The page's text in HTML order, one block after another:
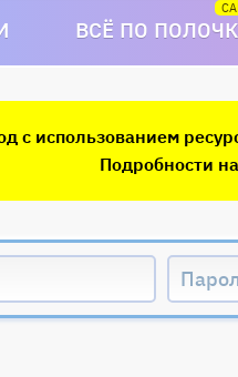
ВСЁ ПО
с использованием
Подробности